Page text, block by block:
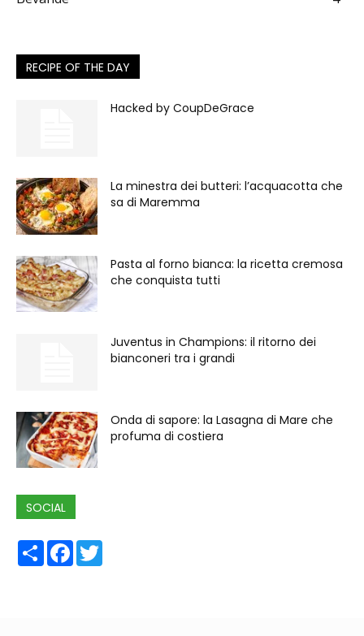
RECIPE OF THE DAY
Hacked by CoupDeGrace
La minestra dei butteri: l’acquacotta che
sa di Maremma
Pasta al forno bianca: la ricetta cremosa
che conquista tutti
Juventus in Champions: il ritorno dei
bianconeri tra i grandi
Onda di sapore: la Lasagna di Mare che
profuma di costiera
SOCIAL
ShareFacebook